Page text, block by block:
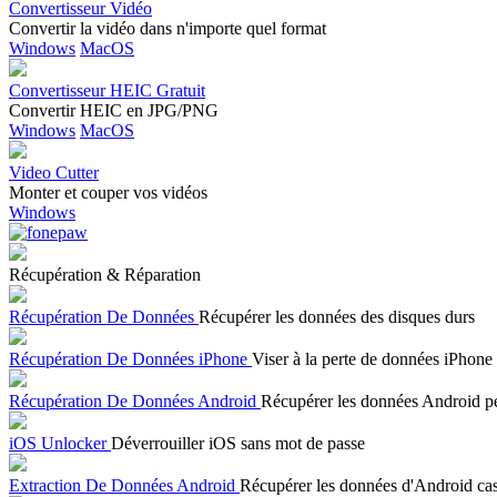
Convertisseur Vidéo
Convertir la vidéo dans n'importe quel format
Windows MacOS
Convertisseur HEIC Gratuit
Convertir HEIC en JPG/PNG
Windows MacOS
Video Cutter
Monter et couper vos vidéos
Windows
Récupération & Réparation
Récupération De Données Récupérer les données des disques durs
Récupération De Données iPhone Viser à la perte de données iPhone
Récupération De Données Android Récupérer les données Android
iOS Unlocker Déverrouiller iOS sans mot de passe
Extraction De Données Android Récupérer les données d'Android